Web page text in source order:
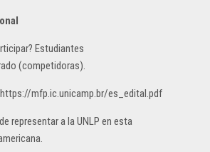
Estudiantes
(competidoras).
https://mfp.ic.unicamp.br/es_edital.pdf
representar a la UNLP en esta